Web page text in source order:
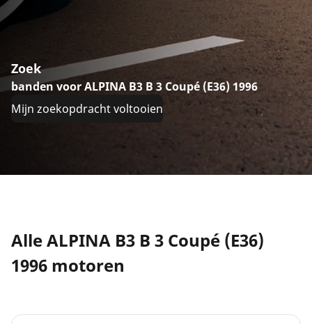
Zoek
banden voor ALPINA B3 B 3 Coupé (E36) 1996
Mijn zoekopdracht voltooien
Alle ALPINA B3 B 3 Coupé (E36)
1996 motoren